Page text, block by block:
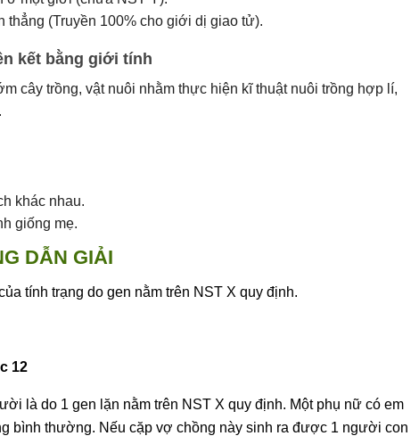
thẳng (Truyền 100% cho giới dị giao tử).
kết bằng giới tính
cây trồng, vật nuôi nhằm thực hiện kĩ thuật nuôi trồng hợp lí,
khác nhau.
giống mẹ.
DẪN GIẢI
tính trạng do gen nằm trên NST X quy định.
12
là do 1 gen lặn nằm trên NST X quy định. Một phụ nữ có em
bình thường. Nếu cặp vợ chồng này sinh ra được 1 người con